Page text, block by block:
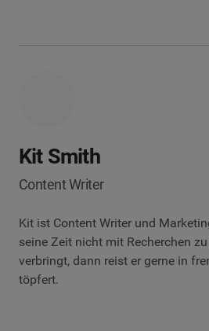
Kit Smith
Content Writer
Kit ist Content Writer und
seine Zeit nicht mit Recherchen
verbringt, dann reist er gerne in
töpfert.